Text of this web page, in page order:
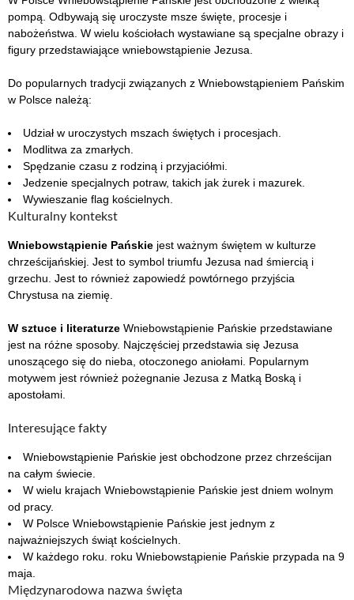
pompą. Odbywają się uroczyste msze święte, procesje i
nabożeństwa. W wielu kościołach wystawiane są specjalne obrazy i
figury przedstawiające wniebowstąpienie Jezusa.
Do popularnych tradycji związanych z Wniebowstąpieniem Pańskim
w Polsce należą:
Udział w uroczystych mszach świętych i procesjach.
Modlitwa za zmarłych.
Spędzanie czasu z rodziną i przyjaciółmi.
Jedzenie specjalnych potraw, takich jak żurek i mazurek.
Wywieszanie flag kościelnych.
Kulturalny kontekst
Wniebowstąpienie Pańskie jest ważnym świętem w kulturze
chrześcijańskiej. Jest to symbol triumfu Jezusa nad śmiercią i
grzechu. Jest to również zapowiedź powtórnego przyjścia
Chrystusa na ziemię.
W sztuce i literaturze Wniebowstąpienie Pańskie przedstawiane
jest na różne sposoby. Najczęściej przedstawia się Jezusa
unoszącego się do nieba, otoczonego aniołami. Popularnym
motywem jest również pożegnanie Jezusa z Matką Boską i
apostołami.
Interesujące fakty
Wniebowstąpienie Pańskie jest obchodzone przez chrześcijan
na całym świecie.
W wielu krajach Wniebowstąpienie Pańskie jest dniem wolnym
od pracy.
W Polsce Wniebowstąpienie Pańskie jest jednym z
najważniejszych świąt kościelnych.
W każdego roku. roku Wniebowstąpienie Pańskie przypada na 9
maja.
Międzynarodowa nazwa święta